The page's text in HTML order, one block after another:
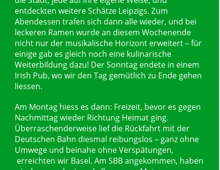
entdeckten weitere Schätze Leipzigs. Zum
Abendessen trafen sich dann alle wieder, und bei
leckeren Ramen wurde an diesem Wochenende
nicht nur der musikalische Horizont erweitert – für
einige gab es gleich noch eine kulinarische
Weiterbildung dazu! Der Sonntag endete in einem
Irish Pub, wo wir den Tag gemütlich zu Ende gehen
liessen.
Am Montag hiess es dann: Freizeit, bevor es gegen
Nachmittag wieder Richtung Heimat ging.
Überraschenderweise lief die Rückfahrt mit der
Deutschen Bahn diesmal reibungslos – ganz ohne
Umwege und beinahe ohne Verspätungen,
erreichten wir Basel. Am SBB angekommen, haben